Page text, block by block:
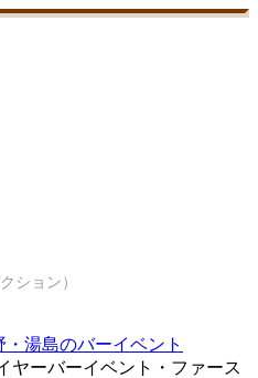
ション）
・湯島のバーイベント
ヤーバーイベント・ファース